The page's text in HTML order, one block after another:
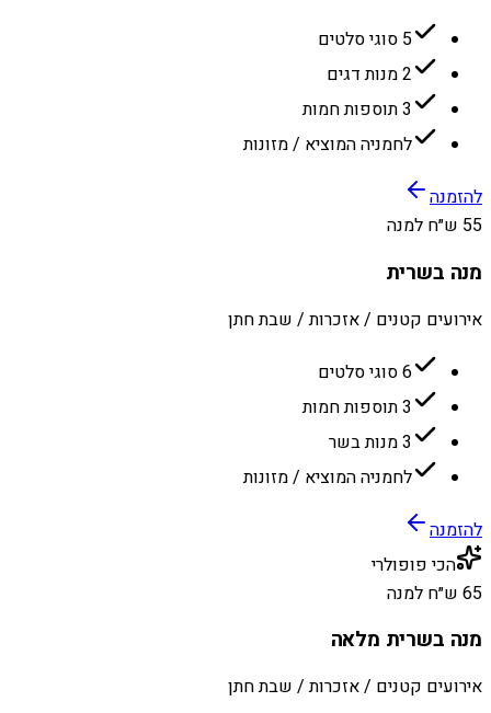
5 סוגי סלטים
2 מנות דגים
3 תוספות חמות
לחמניה המוציא / מזונות
להזמנה
55 ש״ח למנה
מנה בשרית
אירועים קטנים / אזכרות / שבת חתן
6 סוגי סלטים
3 תוספות חמות
3 מנות בשר
לחמניה המוציא / מזונות
להזמנה
הכי פופולרי
65 ש״ח למנה
מנה בשרית מלאה
אירועים קטנים / אזכרות / שבת חתן